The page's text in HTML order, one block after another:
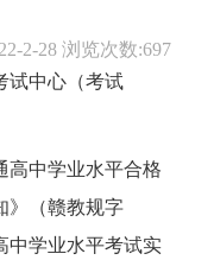
2-28浏览次数:697
试中心（考试
高中学业水平合格
》（赣教规字
中学业水平考试实